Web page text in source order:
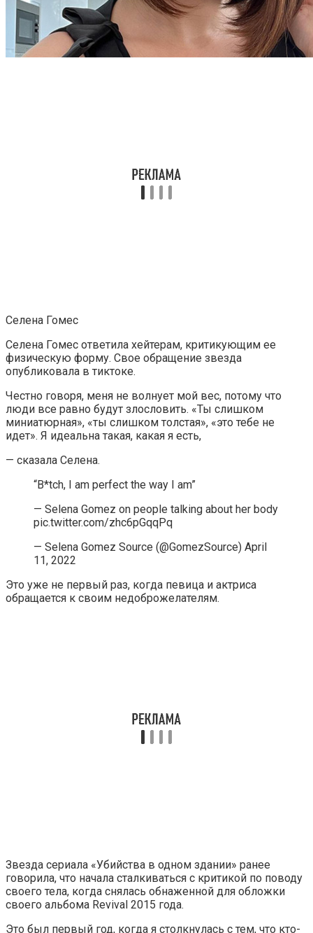
Селена Гомес
Селена Гомес ответила хейтерам, критикующим ее
физическую форму. Свое обращение звезда
опубликовала в тиктоке.
Честно говоря, меня не волнует мой вес, потому что
люди все равно будут злословить. «Ты слишком
миниатюрная», «ты слишком толстая», «это тебе не
идет». Я идеальна такая, какая я есть,
— сказала Селена.
“B*tch, I am perfect the way I am”
— Selena Gomez on people talking about her body
pic.twitter.com/zhc6pGqqPq
— Selena Gomez Source (@GomezSource) April
11, 2022
Это уже не первый раз, когда певица и актриса
обращается к своим недоброжелателям.
Звезда сериала «Убийства в одном здании» ранее
говорила, что начала сталкиваться с критикой по поводу
своего тела, когда снялась обнаженной для обложки
своего альбома Revival 2015 года.
Это был первый год, когда я столкнулась с тем, что кто-